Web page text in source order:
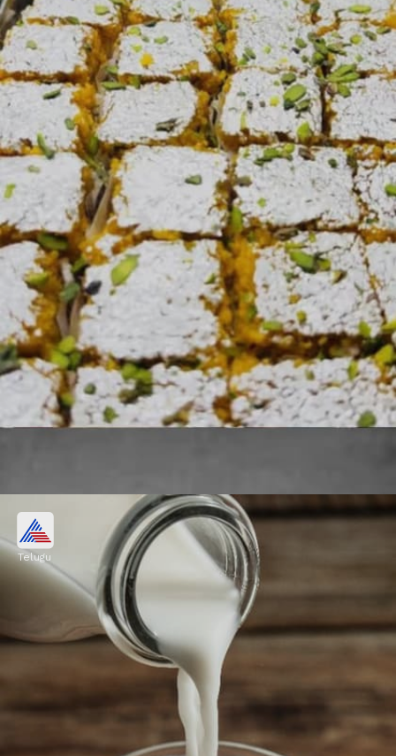
హార్మోన్ల అసమతుల్యత
తీపి పదార్థాలు ఎక్కవగా తీసుకోవడం వల్ల రక్తంలో చక్కెర
స్థాయిని పెరిగి, ఇన్సులిన్ ను పెంచి హార్మోన్ల అసమతుల్యతకు
దారితీస్తాయి.
Telugu